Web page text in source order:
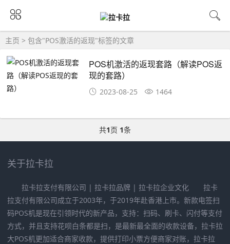
主页 > 包含"POS激活的返现"标签的文章
POS机激活的返现套路（解读POS返
现的套路）
2023-08-25 1464
共1页 1条
关于拉卡拉
拉卡拉支付有限公司 | 拉卡拉品牌 | 拉卡拉企业文化 拉卡
拉支付有限公司成立于2003年，于2019年赴香港上市。新款电签扫
码POS机是现在引领时代的新产品，支持：扫码、刷卡、闪付等支付
方式，并且支持花呗白条都是扫，是最新最全面的收款设备，拉卡拉
大POS机更加适合商家收款，提供打印小票方便商家对账，拉卡拉